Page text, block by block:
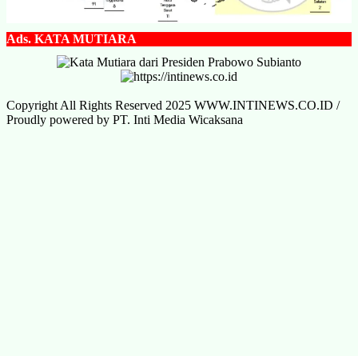
Ads. KATA MUTIARA
Copyright All Rights Reserved 2025 WWW.INTINEWS.CO.ID /
Proudly powered by PT. Inti Media Wicaksana